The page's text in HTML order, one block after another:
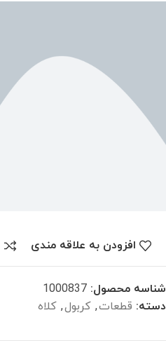
افزودن به علاقه مندی
شناسه محصول: 1000837
دسته: قطعات, کربول, کلاه